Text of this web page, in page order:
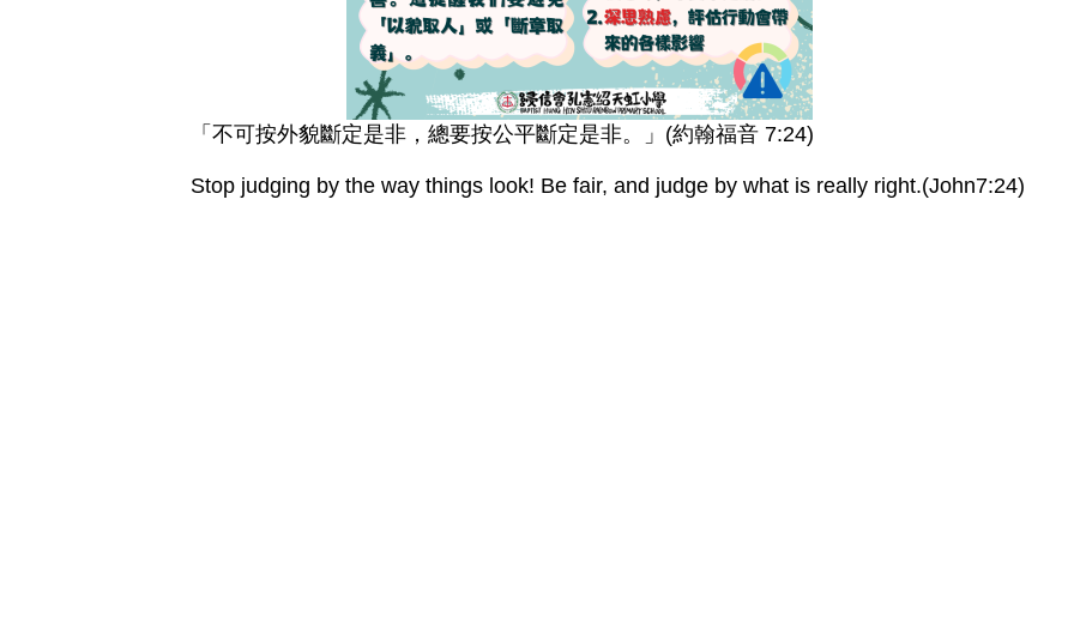
「不可按外貌斷定是非，總要按公平斷定是非。」(約翰福音 7:24)
Stop judging by the way things look! Be fair, and judge by what is really right.(John7:24)